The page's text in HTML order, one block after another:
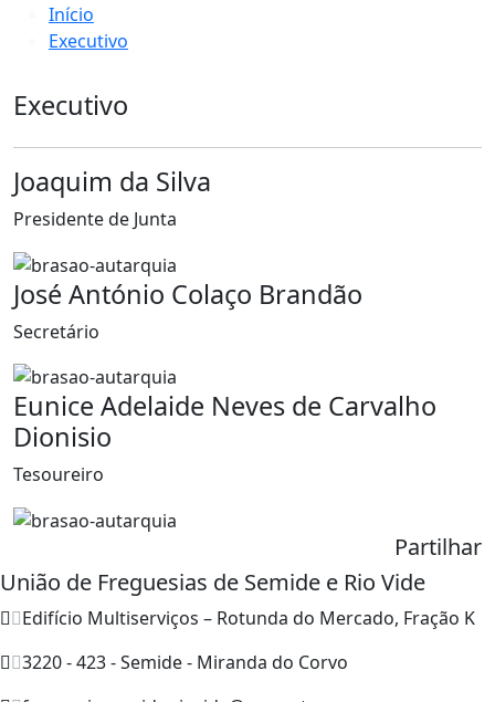
Início
Executivo
Executivo
Joaquim da Silva
Presidente de Junta
José António Colaço Brandão
Secretário
Eunice Adelaide Neves de Carvalho
Dionisio
Tesoureiro
Partilhar
União de Freguesias de Semide e Rio Vide
Edifício Multiserviços – Rotunda do Mercado, Fração K
3220 - 423 - Semide - Miranda do Corvo